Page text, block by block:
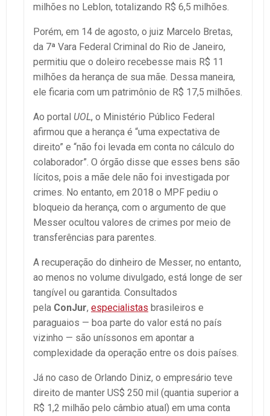
milhões no Leblon, totalizando R$ 6,5 milhões.
Porém, em 14 de agosto, o juiz Marcelo Bretas,
da 7ª Vara Federal Criminal do Rio de Janeiro,
permitiu que o doleiro recebesse mais R$ 11
milhões da herança de sua mãe. Dessa maneira,
ele ficaria com um patrimônio de R$ 17,5 milhões.
Ao portal UOL, o Ministério Público Federal
afirmou que a herança é “uma expectativa de
direito” e “não foi levada em conta no cálculo do
colaborador”. O órgão disse que esses bens são
lícitos, pois a mãe dele não foi investigada por
crimes. No entanto, em 2018 o MPF pediu o
bloqueio da herança, com o argumento de que
Messer ocultou valores de crimes por meio de
transferências para parentes.
A recuperação do dinheiro de Messer, no entanto,
ao menos no volume divulgado, está longe de ser
tangível ou garantida. Consultados
pela ConJur, especialistas brasileiros e
paraguaios — boa parte do valor está no país
vizinho — são uníssonos em apontar a
complexidade da operação entre os dois países.
Já no caso de Orlando Diniz, o empresário teve
direito de manter US$ 250 mil (quantia superior a
R$ 1,2 milhão pelo câmbio atual) em uma conta